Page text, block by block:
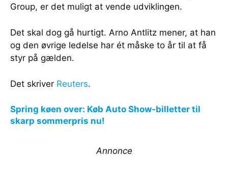
Group, er det muligt at vende udviklingen.
Det skal dog gå hurtigt. Arno Antlitz mener, at han
og den øvrige ledelse har ét måske to år til at få
styr på gælden.
Det skriver Reuters.
Spring køen over: Køb Auto Show-billetter til
skarp sommerpris nu!
Annonce